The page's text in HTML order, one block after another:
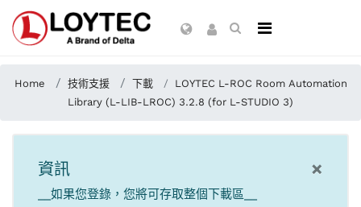
Home 技術支援 下載
LOYTEC L-ROC Room Automation
Library (L-LIB-LROC) 3.2.8 (for L-STUDIO 3)
×
資訊
__如果您登錄，您將可存取整個下載區__